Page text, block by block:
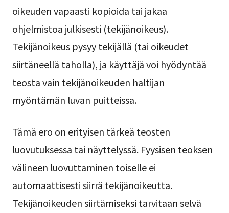
oikeuden vapaasti kopioida tai jakaa
ohjelmistoa julkisesti (tekijänoikeus).
Tekijänoikeus pysyy tekijällä (tai oikeudet
siirtäneellä taholla), ja käyttäjä voi hyödyntää
teosta vain tekijänoikeuden haltijan
myöntämän luvan puitteissa.
Tämä ero on erityisen tärkeä teosten
luovutuksessa tai näyttelyssä. Fyysisen teoksen
välineen luovuttaminen toiselle ei
automaattisesti siirrä tekijänoikeutta.
Tekijänoikeuden siirtämiseksi tarvitaan selvä